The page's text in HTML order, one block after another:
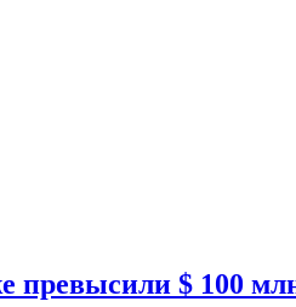
превысили $ 100